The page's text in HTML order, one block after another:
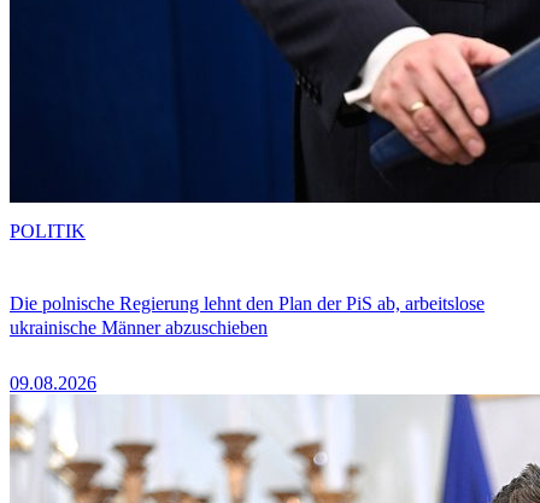
Die polnische Regierung lehnt den Plan der PiS ab, arbeitslose
ukrainische Männer abzuschieben
09.08.2026
POLITIK